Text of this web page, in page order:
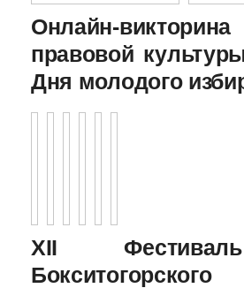
Онлайн-
правовой
Дня молодого
XII